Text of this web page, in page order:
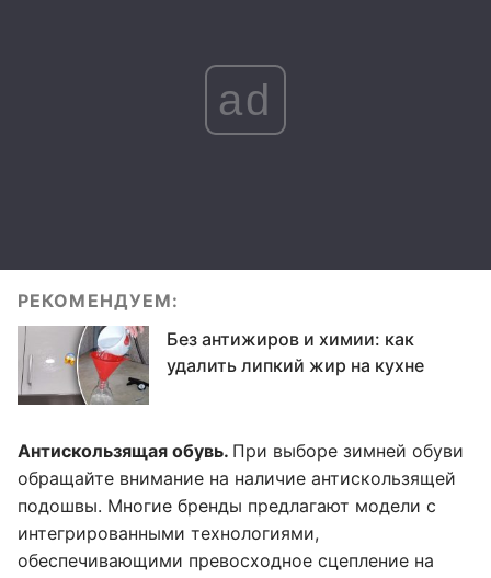
ad
РЕКОМЕНДУЕМ:
Без антижиров и химии: как
удалить липкий жир на кухне
Антискользящая обувь. При выборе зимней обуви
обращайте внимание на наличие антискользящей
подошвы. Многие бренды предлагают модели с
интегрированными технологиями,
обеспечивающими превосходное сцепление на